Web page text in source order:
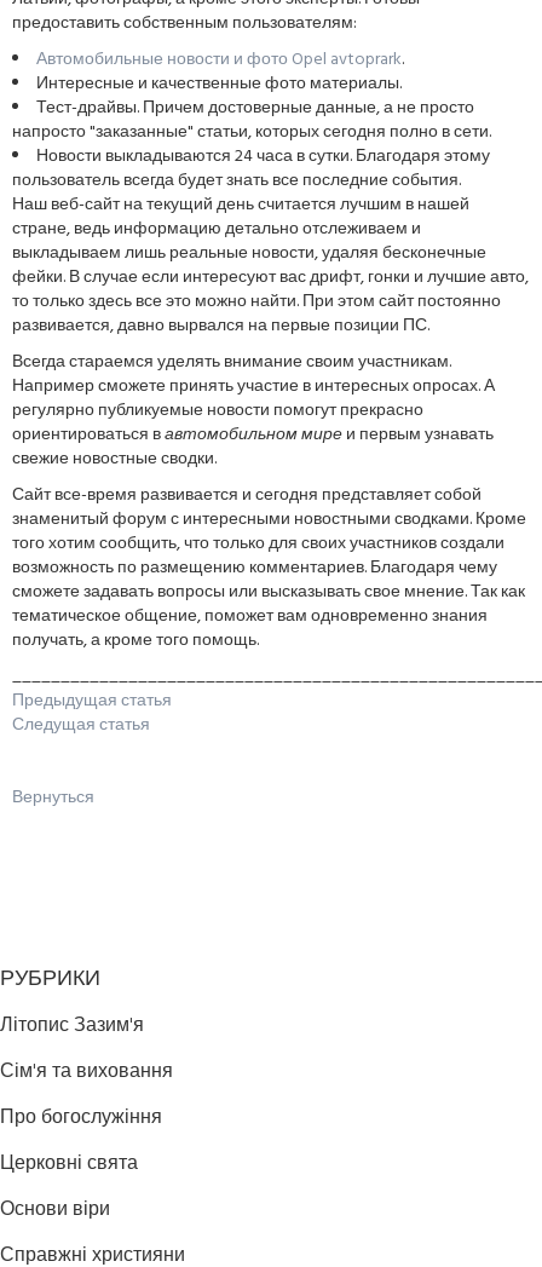
предоставить собственным пользователям:
Автомобильные новости и фото Opel avtoprark.
Интересные и качественные фото материалы.
Тест-драйвы. Причем достоверные данные, а не просто
напросто "заказанные" статьи, которых сегодня полно в сети.
Новости выкладываются 24 часа в сутки. Благодаря этому
пользователь всегда будет знать все последние события.
Наш веб-сайт на текущий день считается лучшим в нашей
стране, ведь информацию детально отслеживаем и
выкладываем лишь реальные новости, удаляя бесконечные
фейки. В случае если интересуют вас дрифт, гонки и лучшие авто,
то только здесь все это можно найти. При этом сайт постоянно
развивается, давно вырвался на первые позиции ПС.
Всегда стараемся уделять внимание своим участникам.
Например сможете принять участие в интересных опросах. А
регулярно публикуемые новости помогут прекрасно
ориентироваться вавтомобильном миреи первым узнавать
свежие новостные сводки.
Сайт все-время развивается и сегодня представляет собой
знаменитый форум с интересными новостными сводками. Кроме
того хотим сообщить, что только для своих участников создали
возможность по размещению комментариев. Благодаря чему
сможете задавать вопросы или высказывать свое мнение. Так как
тематическое общение, поможет вам одновременно знания
получать, а кроме того помощь.
Предыдущая статья
Следущая статья
Вернуться
РУБРИКИ
Літопис Зазим'я
Сім'я та виховання
Про богослужіння
Церковні свята
Основи віри
Справжні християни